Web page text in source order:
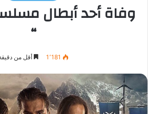
وفاة أحد أبطال
“
1٬181 أقل من